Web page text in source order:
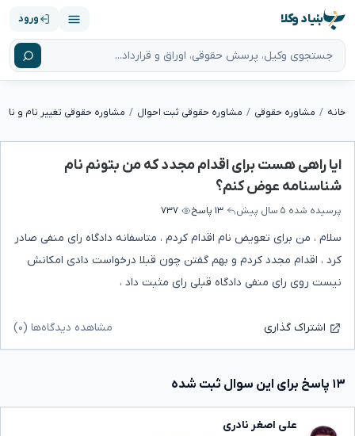
بنیاد وکلا ورود
خانه مشاوره حقوقی مشاوره حقوقی ثبت احوال مشاوره حقوقی تغییر نام و نام
ایا راهی هست برای اقدام مجدد که من بتونم نام
شناسنامه عوض کنم؟
پرسیده شده ۵ سال پیش ۱۳ پاسخ ۷۳۷
سلام ، من برای تعویض نام اقدام کردم ، متاسفانه دادگاه رای منفی صادر
کرد ، اقدام مجدد کردم و بهم گفتن چون قبلا درخواست دادی امکانش
نیست روی رای منفی دادگاه قبلی رای مثبت داد ،
اشتراک گذاری مشاهده دیدگاه‌ها (۰)
۱۳ پاسخ برای این سوال ثبت شده
علی اصغر نادری